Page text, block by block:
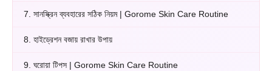
7. সানস্ক্রিন ব্যবহারের সঠিক নিয়ম | Gorome Skin Care Routine
8. হাইড্রেশন বজায় রাখার উপায়
9. ঘরোয়া টিপস | Gorome Skin Care Routine